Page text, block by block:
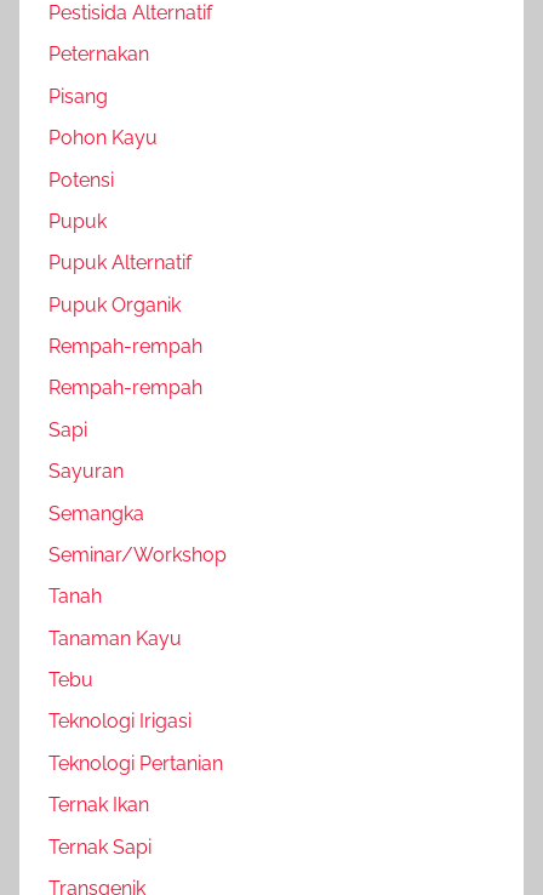
Pestisida Alternatif
Peternakan
Pisang
Pohon Kayu
Potensi
Pupuk
Pupuk Alternatif
Pupuk Organik
Rempah-rempah
Rempah-rempah
Sapi
Sayuran
Semangka
Seminar/Workshop
Tanah
Tanaman Kayu
Tebu
Teknologi Irigasi
Teknologi Pertanian
Ternak Ikan
Ternak Sapi
Transgenik